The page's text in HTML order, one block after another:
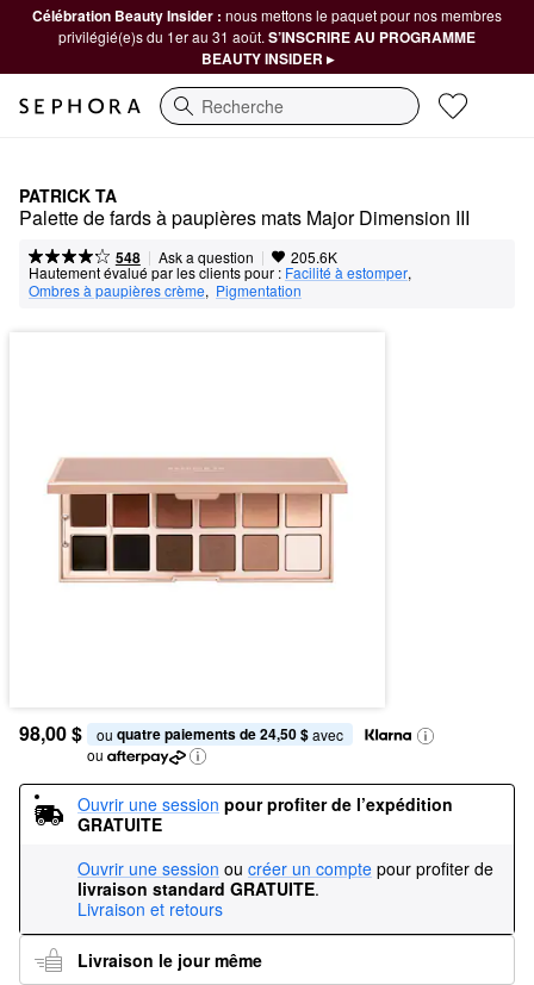
Célébration Beauty Insider : nous mettons le paquet pour nos membres
privilégié(e)s du 1er au 31 août. S’INSCRIRE AU PROGRAMME
BEAUTY INSIDER ▸
Recherche
PATRICK TA
Palette de fards à paupières mats Major Dimension III
548 | Ask a question | 205.6K
Hautement évalué par les clients pour : Facilité à estomper,
Ombres à paupières crème, Pigmentation
98,00 $ ou quatre paiements de 24,50 $ avec
ou
Ouvrir une session pour profiter de l’expédition
GRATUITE
Ouvrir une session ou créer un compte pour profiter de
livraison standard GRATUITE.
Livraison et retours
Livraison le jour même